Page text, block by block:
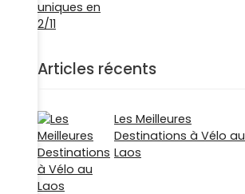
Articles récents
Les Meilleures
Destinations à Vélo au
Laos